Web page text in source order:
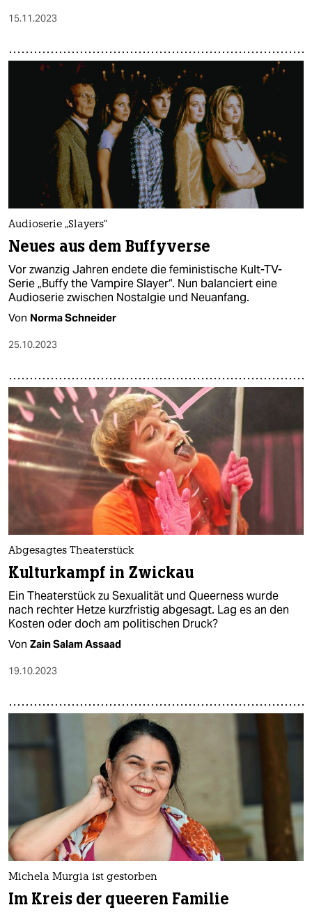
15.11.2023
Audioserie „Slayers“
Neues aus dem Buffyverse
Vor zwanzig Jahren endete die feministische Kult-TV-
Serie „Buffy the Vampire Slayer“. Nun balanciert eine
Audioserie zwischen Nostalgie und Neuanfang.
Von Norma Schneider
25.10.2023
Abgesagtes Theaterstück
Kulturkampf in Zwickau
Ein Theaterstück zu Sexualität und Queerness wurde
nach rechter Hetze kurzfristig abgesagt. Lag es an den
Kosten oder doch am politischen Druck?
Von Zain Salam Assaad
19.10.2023
Michela Murgia ist gestorben
Im Kreis der queeren Familie